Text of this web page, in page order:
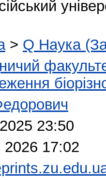
> Q Наука
23:50
2026 17:02